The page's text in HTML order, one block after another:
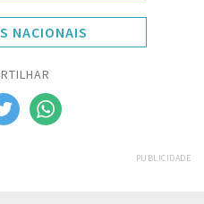
NACIONAIS
PUBLICIDADE